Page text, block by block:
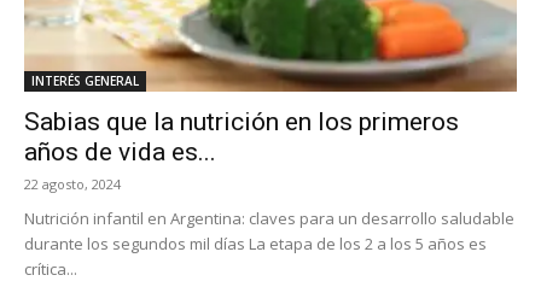
INTERÉS GENERAL
Sabias que la nutrición en los primeros
años de vida es...
22 agosto, 2024
Nutrición infantil en Argentina: claves para un desarrollo saludable
durante los segundos mil días La etapa de los 2 a los 5 años es
crítica...